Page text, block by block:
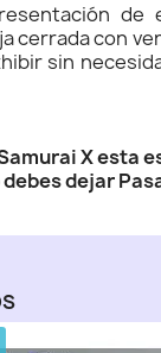
de
cerrada con
sin
X esta
debes dejar